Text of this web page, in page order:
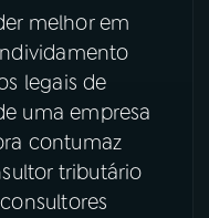
melhor em
legais de
uma empresa
contumaz
tributário